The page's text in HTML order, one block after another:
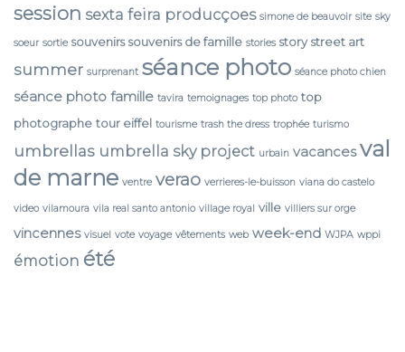
session sexta feira producçoes simone de beauvoir site sky
soeur sortie souvenirs souvenirs de famille stories story street art
summer surprenant séance photo séance photo chien
séance photo famille tavira temoignages top photo top
photographe tour eiffel tourisme trash the dress trophée turismo
umbrellas umbrella sky project urbain vacances val
de marne ventre verao verrieres-le-buisson viana do castelo
video vilamoura vila real santo antonio village royal ville villiers sur orge
vincennes visuel vote voyage vêtements web week-end WJPA wppi
émotion été